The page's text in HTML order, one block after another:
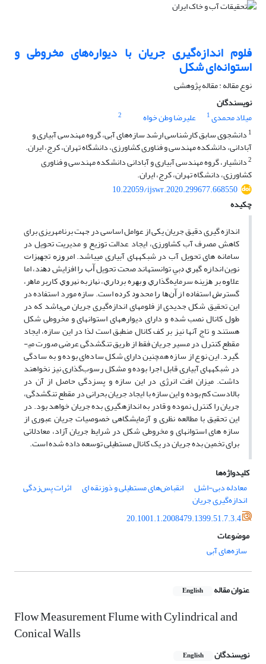
فلوم اندازه‌گیری جریان با دیواره‌های مخروطی و
استوانه‌ای شکل
نوع مقاله : مقاله پژوهشی
نویسندگان
میلاد محمدی1 علیرضا وطن خواه
2
1 دانشجوی سابق کارشناسی ارشد سازه‌های آبی، گروه مهندسی آبیاری و
آبادانی، دانشکده مهندسی و فناوری کشاورزی، دانشگاه تهران، کرج، ایران.
2دانشیار، گروه مهندسی آبیاری و آبادانی دانشکده مهندسی و فناوری
کشاورزی، دانشگاه تهران، کرج، ایران.
10.22059/ijswr.2020.299677.668550
چکیده
اندازه گیری دقیق جریان یکی از عوامل اساسی در جهت برنامه­ریزی برای
کاهش مصرف آب کشاورزی، ایجاد عدالت توزیع و مدیریت تحویل در
سامانه های تحویل آب در شبکه­های آبیاری می­باشد. ﺍﻣﺮﻭﺯﻩ ﺗﺠﻬﻴﺰﺍﺕ
ﻧﻮﻳﻦ ﺍﻧﺪﺍﺯﻩ ﮔﻴﺮﻱ ﺩﺑﻲ توانسته­اند ﺻﺤﺖ ﺗﺤﻮﻳﻞ ﺁﺏ ﺭﺍ ﺍﻓﺰﺍﻳﺶ ﺩﻫﻨد، ﺍﻣﺎ
ﻋﻼﻭﻩ ﺑﺮ ﻫﺰﻳﻨﻪ ﺳﺮﻣﺎیهﮔﺬﺍﺭﻱ ﻭ ﺑﻬﺮه ﺑﺮﺩﺍﺭﻱ، ﻧﻴﺎﺯ ﺑﻪ ﻧﻴﺮﻭﻱ ﮐﺎﺭﺑﺮ ﻣﺎﻫر،
ﮔﺴﺘﺮﺵ ﺍﺳﺘﻔﺎﺩﻩ ﺍﺯ ﺁﻥﻫﺎ ﺭﺍ ﻣﺤﺪﻭﺩ ﮐﺮﺩﻩ ﺍﺳﺖ. سازه مورد استفاده در
این تحقیق شکل جدیدی از فلوم­های اندازه‌گیری جریان می‌‌باشد که در
طول کانال نصب شده و دارای دیواره­های استوانه­ای و مخروطی شکل
هستند و تاج آن­ها نیز بر کف کانال منطبق است لذا در این سازه، ایجاد
مقطع کنترل در مسیر جریان فقط از طریق تنگ­شدگی عرضی صورت می­
گیرد. این نوع از سازه همچنین دارای شکل ساده‌ای بوده و به سادگی
در شبکه­های آبیاری قابل ‌اجرا بوده و مشکل رسوب‌گذاری نیز نخواهند
داشت. میزان افت انرژی در این سازه و پس­زدگی حاصل از آن در
بالادست کم بوده و این سازه با ایجاد جریان بحرانی در مقطع تنگ­شدگی،
جریان را کنترل نموده و قادر به اندازه­گیری بده جریان خواهد بود. در
این تحقیق با مطالعه نظری و آزمایشگاهی خصوصیات جریان عبوری از
سازه های استوانه­ای و مخروطی شکل در شرایط جریان آزاد، معادلاتی
برای تخمین بده جریان در یک کانال مستطیلی توسعه داده شده است.
کلیدواژه‌ها
معادله دبی-اشل
انقباض‌های مستطیلی و ذوزنقه ای اثرات پس‌زدگی
اندازه‌گیری جریان
20.1001.1.2008479.1399.51.7.3.4
موضوعات
سازه‌های آبی
عنوان مقاله English
Flow Measurement Flume with Cylindrical and
Conical Walls
نویسندگان English